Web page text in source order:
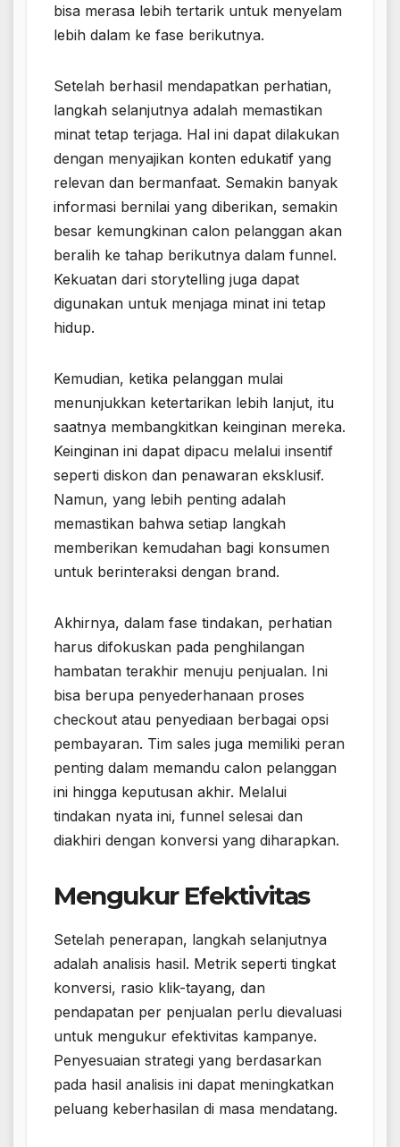
bisa merasa lebih tertarik untuk menyelam
lebih dalam ke fase berikutnya.
Setelah berhasil mendapatkan perhatian,
langkah selanjutnya adalah memastikan
minat tetap terjaga. Hal ini dapat dilakukan
dengan menyajikan konten edukatif yang
relevan dan bermanfaat. Semakin banyak
informasi bernilai yang diberikan, semakin
besar kemungkinan calon pelanggan akan
beralih ke tahap berikutnya dalam funnel.
Kekuatan dari storytelling juga dapat
digunakan untuk menjaga minat ini tetap
hidup.
Kemudian, ketika pelanggan mulai
menunjukkan ketertarikan lebih lanjut, itu
saatnya membangkitkan keinginan mereka.
Keinginan ini dapat dipacu melalui insentif
seperti diskon dan penawaran eksklusif.
Namun, yang lebih penting adalah
memastikan bahwa setiap langkah
memberikan kemudahan bagi konsumen
untuk berinteraksi dengan brand.
Akhirnya, dalam fase tindakan, perhatian
harus difokuskan pada penghilangan
hambatan terakhir menuju penjualan. Ini
bisa berupa penyederhanaan proses
checkout atau penyediaan berbagai opsi
pembayaran. Tim sales juga memiliki peran
penting dalam memandu calon pelanggan
ini hingga keputusan akhir. Melalui
tindakan nyata ini, funnel selesai dan
diakhiri dengan konversi yang diharapkan.
Mengukur Efektivitas
Setelah penerapan, langkah selanjutnya
adalah analisis hasil. Metrik seperti tingkat
konversi, rasio klik-tayang, dan
pendapatan per penjualan perlu dievaluasi
untuk mengukur efektivitas kampanye.
Penyesuaian strategi yang berdasarkan
pada hasil analisis ini dapat meningkatkan
peluang keberhasilan di masa mendatang.